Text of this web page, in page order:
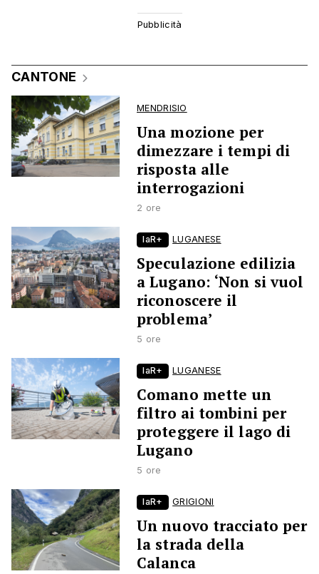
CANTONE
MENDRISIO
Una mozione per
dimezzare i tempi di
risposta alle
interrogazioni
2 ore
laR+ LUGANESE
Speculazione edilizia
a Lugano: ‘Non si vuol
riconoscere il
problema’
5 ore
laR+ LUGANESE
Comano mette un
filtro ai tombini per
proteggere il lago di
Lugano
5 ore
laR+ GRIGIONI
Un nuovo tracciato per
la strada della
Calanca